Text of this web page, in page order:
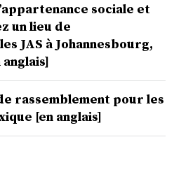
sociale et
un lieu de
JAS à Johannesbourg,
rassemblement pour les
[en anglais]